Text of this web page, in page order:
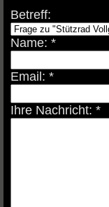
Betreff:
Name: *
Email: *
Ihre Nachricht: *